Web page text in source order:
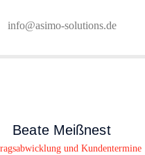
info@asimo-solutions.de
Beate Meißnest
und Kundentermine